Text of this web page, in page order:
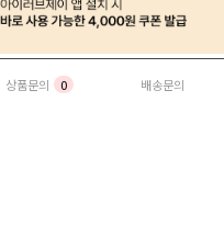
상품문의 0 배송문의